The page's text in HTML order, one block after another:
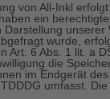
von All-Inkl
ein
Darstellung
wurde,
Art. 6 Abs. 1 lit. a
die
im Endgerät
umfasst.